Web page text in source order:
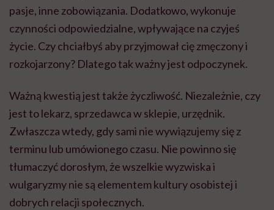
pasje, inne zobowiązania. Dodatkowo, wykonuje
czynności odpowiedzialne, wpływające na czyjeś
życie. Czy chciałbyś aby przyjmował cię zmęczony i
rozkojarzony? Dlatego tak ważny jest odpoczynek.
Ważną kwestią jest także życzliwość. Niezależnie, czy
jest to lekarz, sprzedawca w sklepie, urzędnik.
Zwłaszcza wtedy, gdy sami nie wywiązujemy się z
terminu lub umówionego czasu. Nie powinno się
tłumaczyć dorosłym, że wszelkie wyzwiska i
wulgaryzmy nie są elementem kultury osobistej i
dobrych relacji społecznych.